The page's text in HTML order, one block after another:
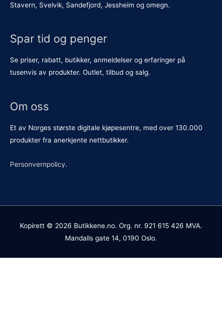
Stavern, Svelvik, Sandefjord, Jessheim og omegn.
Spar tid og penger
Se priser, rabatt, butikker, anmeldelser og erfaringer på
tusenvis av produkter. Outlet, tilbud og salg.
Om oss
Et av Norges største digitale kjøpesentre, med over 130.000
produkter fra anerkjente nettbutikker.
Personvernpolicy.
Kopirett © 2026 Butikkene.no. Org. nr. 921 615 426 MVA.
Mandalls gate 14, 0190 Oslo.